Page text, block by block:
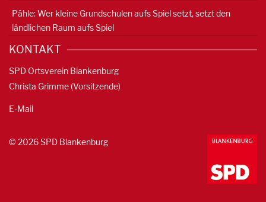
Pähle: Wer kleine Grundschulen aufs Spiel setzt, setzt den
ländlichen Raum aufs Spiel
KONTAKT
SPD Ortsverein Blankenburg
Christa Grimme (Vorsitzende)
E-Mail
© 2026 SPD Blankenburg